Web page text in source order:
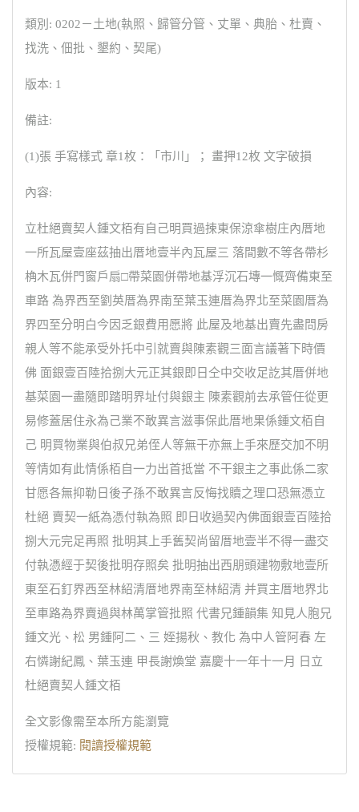
類別: 0202－土地(執照、歸管分管、丈單、典胎、杜賣、
找洗、佃批、墾約、契尾)
版本: 1
備註:
(1)張 手寫樣式 章1枚：「市川」； 畫押12枚 文字破損
內容:
立杜絕賣契人鍾文栢有自己明買過捒東保涼傘樹庄內厝地
一所瓦屋壹座茲抽出厝地壹半內瓦屋三 落間數不等各帶杉
桷木瓦併門窗戶扇□帶菜園併帶地基浮沉石塼一慨齊備東至
車路 為界西至劉英厝為界南至葉玉連厝為界北至菜園厝為
界四至分明白今因乏銀費用愿將 此屋及地基出賣先盡問房
親人等不能承受外托中引就賣與陳素觀三面言議著下時價
佛 面銀壹百陸拾捌大元正其銀即日仝中交收足訖其厝併地
基菜園一盡隨即踏明界址付與銀主 陳素觀前去承管任從更
易修蓋居住永為己業不敢異言滋事保此厝地果係鍾文栢自
己 明買物業與伯叔兄弟侄人等無干亦無上手來歷交加不明
等情如有此情係栢自一力出首抵當 不干銀主之事此係二家
甘愿各無抑勒日後子孫不敢異言反悔找贖之理口恐無憑立
杜絕 賣契一紙為憑付執為照 即日收過契內佛面銀壹百陸拾
捌大元完足再照 批明其上手舊契尚留厝地壹半不得一盡交
付執憑經于契後批明存照矣 批明抽出西朋頭建物敷地壹所
東至石釘界西至林紹清厝地界南至林紹清 并買主厝地界北
至車路為界賣過與林萬掌管批照 代書兄鍾韻集 知見人胞兄
鍾文光、松 男鍾阿二、三 姪揚秋、教化 為中人管阿春 左
右憐謝紀鳳、葉玉連 甲長謝煥堂 嘉慶十一年十一月 日立
杜絕賣契人鍾文栢
全文影像需至本所方能瀏覽
授權規範: 閱讀授權規範